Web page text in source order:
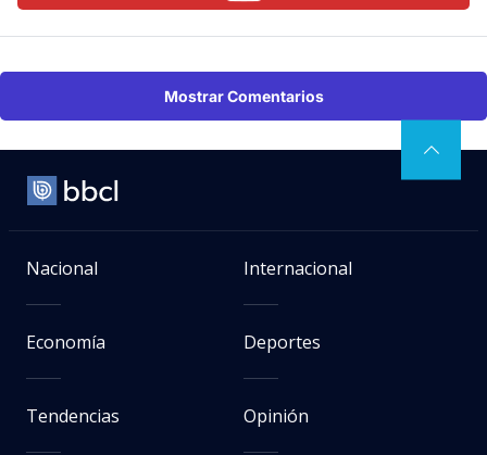
Mostrar Comentarios
Nacional Internacional
Economía Deportes
Tendencias Opinión